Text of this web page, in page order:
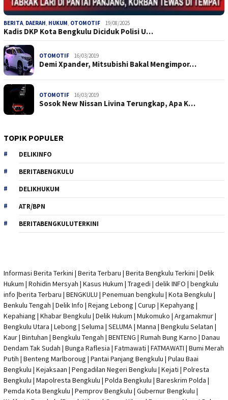
BERITA, DAERAH, HUKUM, OTOMOTIF 19/08/2025
Kadis DKP Kota Bengkulu Diciduk Polisi U…
OTOMOTIF 16/03/2019
Demi Xpander, Mitsubishi Bakal Mengimpor…
OTOMOTIF 16/03/2019
Sosok New Nissan Livina Terungkap, Apa K…
TOPIK POPULER
DELIKINFO
BERITABENGKULU
DELIKHUKUM
ATR/BPN
BERITABENGKULUTERKINI
Informasi Berita Terkini | Berita Terbaru | Berita Bengkulu Terkini | Delik
Hukum | Rohidin Mersyah | Kasus Hukum | Tragedi | delik INFO | bengkulu
info |berita Terbaru | BENGKULU | Penemuan bengkulu | Kota Bengkulu |
Benkulu Tengah | Delik Info | Rejang Lebong | Curup | Kepahyang |
Kepahiang | Khabar Bengkulu | Delik Hukum | Mukomuko | Argamakmur |
Bengkulu Utara | Lebong | Seluma | SELUMA | Manna | Bengkulu Selatan |
Kaur | Bintuhan | Bengkulu Tengah | BENTENG | Rumah Bung Karno | Danau
Dendam Tak Sudah | Bunga Raflesia | Fatmawati | FATMAWATI | Bumi Merah
Putih | Benteng Marlboroug | Pantai Panjang Bengkulu | Pulau Baai
Bengkulu | Kejaksaan | Pengadilan Negeri Bengkulu | Kejati | Polresta
Bengkulu | Mapolresta Bengkulu | Polda Bengkulu | Bareskrim Polda |
Pemda Kota Bengkulu | Pemprov Bengkulu | Gubernur Bengkulu |